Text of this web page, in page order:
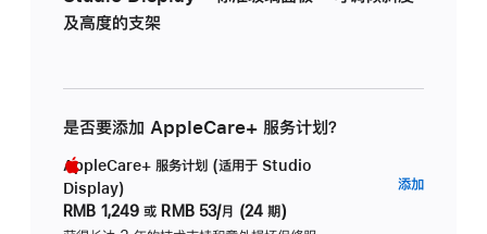
及高度的支架
是否要添加 AppleCare+ 服务计划？
AppleCare+ 服务计划 (适用于 Studio
Display)
RMB 1,249 或 RMB 53/月 (24 期)
添加